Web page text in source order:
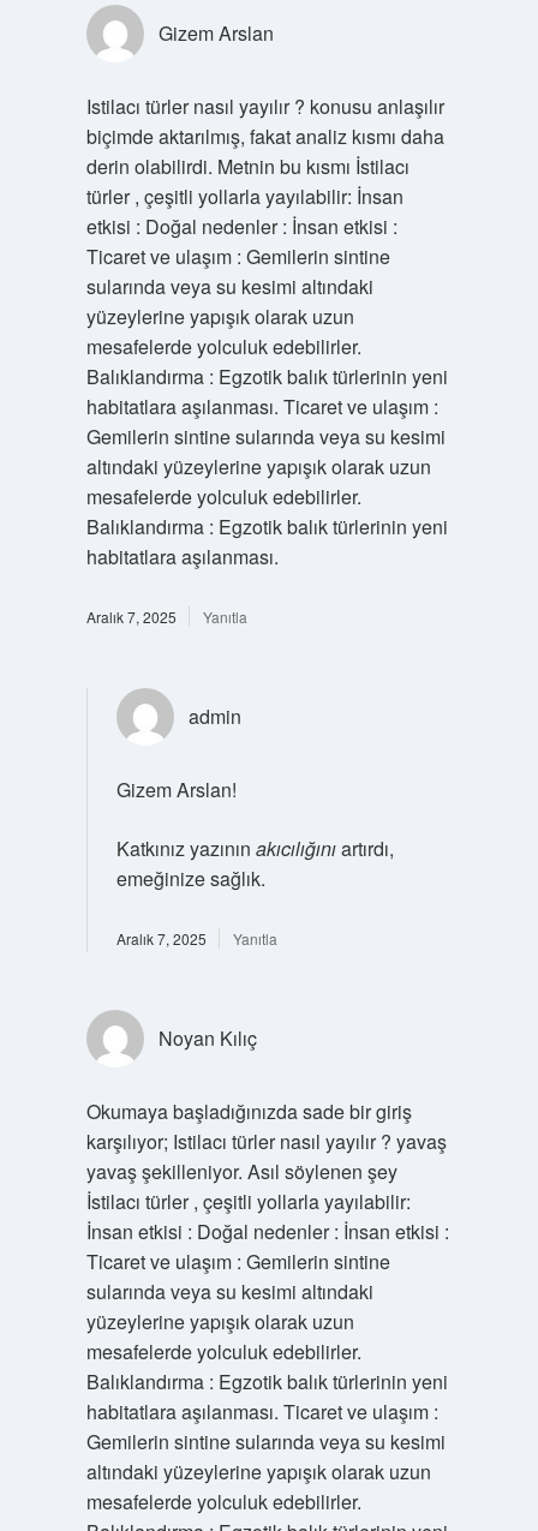
Gizem Arslan
Istilacı türler nasıl yayılır ? konusu anlaşılır
biçimde aktarılmış, fakat analiz kısmı daha
derin olabilirdi. Metnin bu kısmı İstilacı
türler , çeşitli yollarla yayılabilir: İnsan
etkisi : Doğal nedenler : İnsan etkisi :
Ticaret ve ulaşım : Gemilerin sintine
sularında veya su kesimi altındaki
yüzeylerine yapışık olarak uzun
mesafelerde yolculuk edebilirler.
Balıklandırma : Egzotik balık türlerinin yeni
habitatlara aşılanması. Ticaret ve ulaşım :
Gemilerin sintine sularında veya su kesimi
altındaki yüzeylerine yapışık olarak uzun
mesafelerde yolculuk edebilirler.
Balıklandırma : Egzotik balık türlerinin yeni
habitatlara aşılanması.
Aralık 7, 2025 Yanıtla
admin
Gizem Arslan!
Katkınız yazının akıcılığınıartırdı,
emeğinize sağlık.
Aralık 7, 2025 Yanıtla
Noyan Kılıç
Okumaya başladığınızda sade bir giriş
karşılıyor; Istilacı türler nasıl yayılır ? yavaş
yavaş şekilleniyor. Asıl söylenen şey
İstilacı türler , çeşitli yollarla yayılabilir:
İnsan etkisi : Doğal nedenler : İnsan etkisi :
Ticaret ve ulaşım : Gemilerin sintine
sularında veya su kesimi altındaki
yüzeylerine yapışık olarak uzun
mesafelerde yolculuk edebilirler.
Balıklandırma : Egzotik balık türlerinin yeni
habitatlara aşılanması. Ticaret ve ulaşım :
Gemilerin sintine sularında veya su kesimi
altındaki yüzeylerine yapışık olarak uzun
mesafelerde yolculuk edebilirler.